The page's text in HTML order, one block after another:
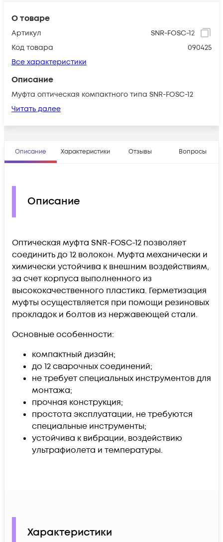
О товаре
Артикул
SNR-FOSC-12
Код товара
090425
Все характеристики
Описание
Муфта оптическая компактного типа SNR-FOSC-12
Читать далее
Описание Характеристики Отзывы Вопросы
Описание
Оптическая муфта SNR-FOSC-12 позволяет
соединить до 12 волокон. Муфта механически и
химически устойчива к внешним воздействиям,
за счет корпуса выполненного из
высококачественного пластика. Герметизация
муфты осуществляется при помощи резиновых
прокладок и болтов из нержавеющей стали.
Основные особенности:
компактный дизайн;
до 12 сварочных соединений;
не требует специальных инструментов для
монтажа;
прочная конструкция;
простота эксплуатации, не требуются
специальные инструменты;
устойчива к вибрации, воздействию
ультрафиолета и температуры.
Характеристики